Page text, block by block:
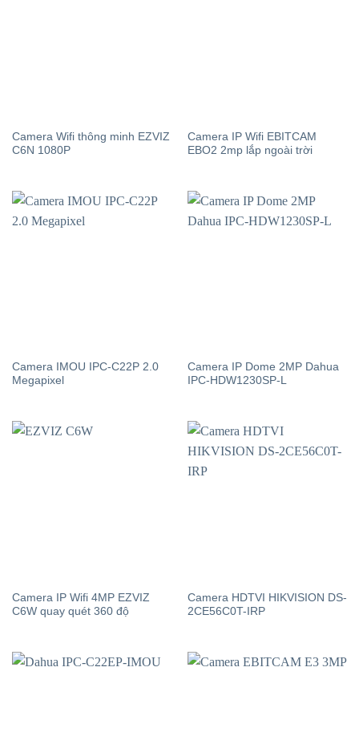
Camera Wifi thông minh EZVIZ
C6N 1080P
Camera IP Wifi EBITCAM
EBO2 2mp lắp ngoài trời
Camera IMOU IPC-C22P 2.0
Megapixel
Camera IP Dome 2MP Dahua
IPC-HDW1230SP-L
Camera IP Wifi 4MP EZVIZ
C6W quay quét 360 độ
Camera HDTVI HIKVISION DS-
2CE56C0T-IRP